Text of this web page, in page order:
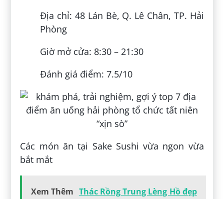
Địa chỉ: 48 Lán Bè, Q. Lê Chân, TP. Hải
Phòng
Giờ mở cửa: 8:30 – 21:30
Đánh giá điểm: 7.5/10
Các món ăn tại Sake Sushi vừa ngon vừa
bắt mắt
Xem Thêm Thác Rồng Trung Lèng Hồ đẹp